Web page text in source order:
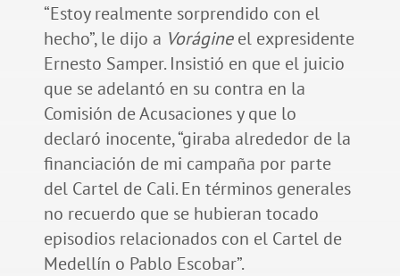
“Estoy realmente sorprendido con el
hecho”, le dijo a Vorágineel expresidente
Ernesto Samper. Insistió en que el juicio
que se adelantó en su contra en la
Comisión de Acusaciones y que lo
declaró inocente, “giraba alrededor de la
financiación de mi campaña por parte
del Cartel de Cali. En términos generales
no recuerdo que se hubieran tocado
episodios relacionados con el Cartel de
Medellín o Pablo Escobar”.